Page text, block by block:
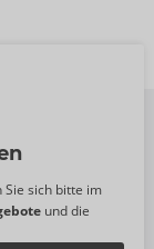
sich bitte im
und die